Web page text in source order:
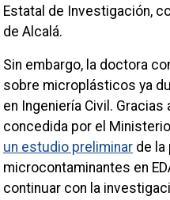
Estatal de Investigación,
de Alcalá.
Sin embargo, la doctora
sobre microplásticos ya
en Ingeniería Civil.
concedida por el
un estudio preliminar de
microcontaminantes en
continuar con la